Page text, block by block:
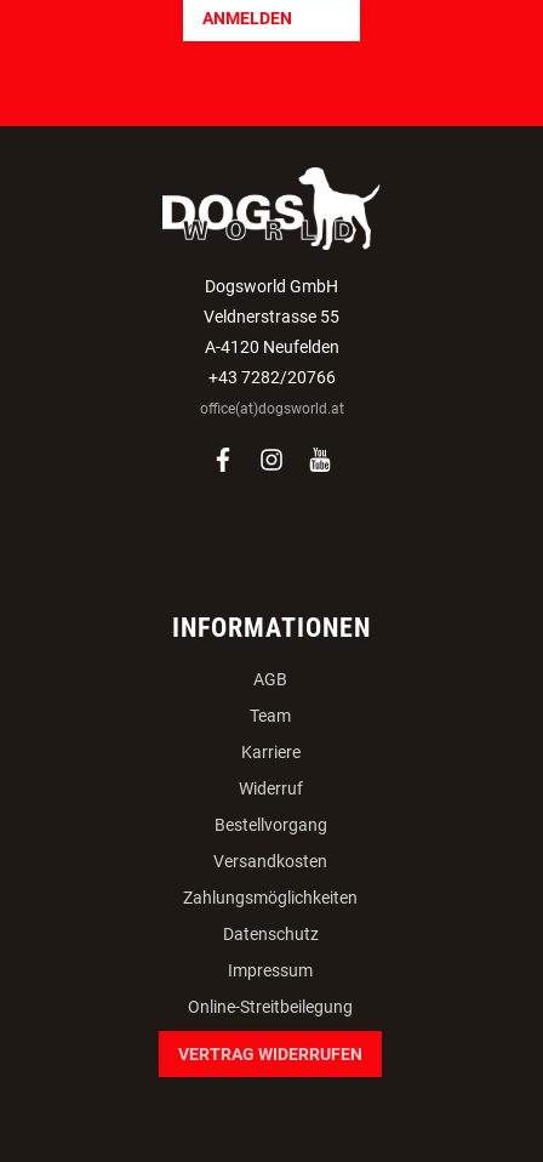
ANMELDEN
Dogsworld GmbH
Veldnerstrasse 55
A-4120 Neufelden
+43 7282/20766
office(at)dogsworld.at
facebook
instagram
youtube
INFORMATIONEN
AGB
Team
Karriere
Widerruf
Bestellvorgang
Versandkosten
Zahlungsmöglichkeiten
Datenschutz
Impressum
Online-Streitbeilegung
VERTRAG WIDERRUFEN